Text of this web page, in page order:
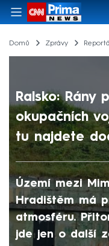
Domů Zprávy
Ralsko: Rány
okupačních
tu najdete
Území mezi
Hradištěm má
atmosféru.
jde jen o další